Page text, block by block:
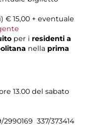
€ 15,00 + eventuale
per i residenti a
nella prima
13.00 del sabato
2990169 337/373414